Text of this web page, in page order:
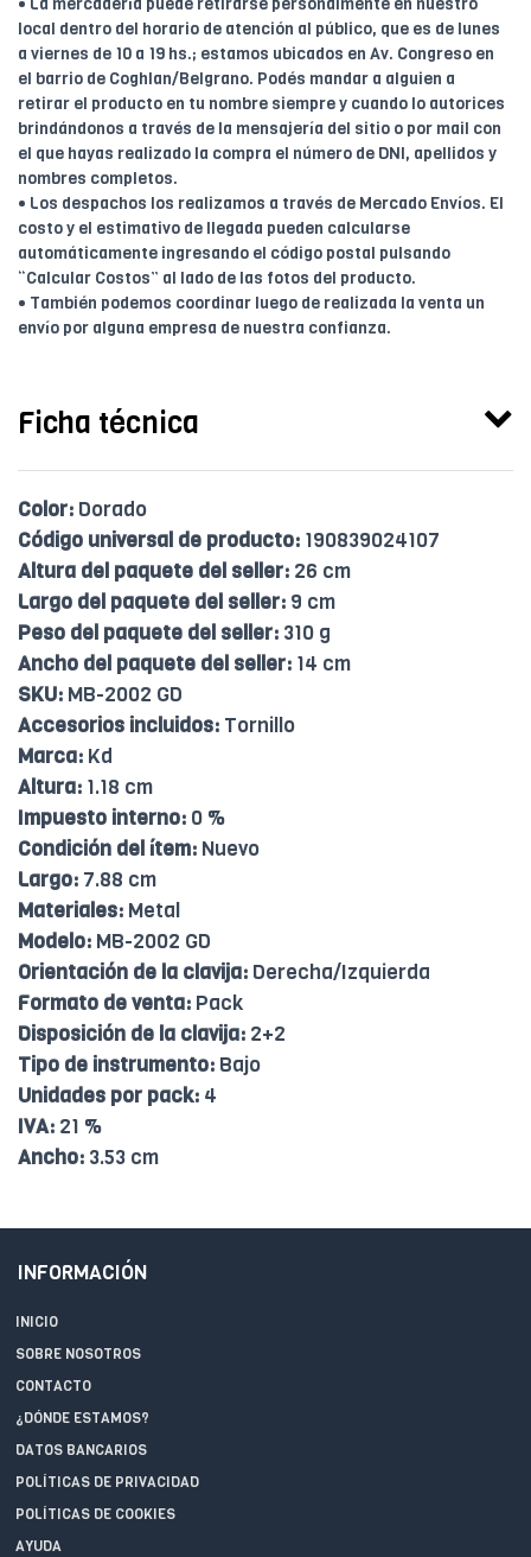
local dentro del horario de atención al público, que es de lunes
a viernes de 10 a 19 hs.; estamos ubicados en Av. Congreso en
el barrio de Coghlan/Belgrano. Podés mandar a alguien a
retirar el producto en tu nombre siempre y cuando lo autorices
brindándonos a través de la mensajería del sitio o por mail con
el que hayas realizado la compra el número de DNI, apellidos y
nombres completos.
• Los despachos los realizamos a través de Mercado Envíos. El
costo y el estimativo de llegada pueden calcularse
automáticamente ingresando el código postal pulsando
“Calcular Costos” al lado de las fotos del producto.
• También podemos coordinar luego de realizada la venta un
envío por alguna empresa de nuestra confianza.
Ficha técnica
Color: Dorado
Código universal de producto: 190839024107
Altura del paquete del seller: 26 cm
Largo del paquete del seller: 9 cm
Peso del paquete del seller: 310 g
Ancho del paquete del seller: 14 cm
SKU: MB-2002 GD
Accesorios incluidos: Tornillo
Marca: Kd
Altura: 1.18 cm
Impuesto interno: 0 %
Condición del ítem: Nuevo
Largo: 7.88 cm
Materiales: Metal
Modelo: MB-2002 GD
Orientación de la clavija: Derecha/Izquierda
Formato de venta: Pack
Disposición de la clavija: 2+2
Tipo de instrumento: Bajo
Unidades por pack: 4
IVA: 21 %
Ancho: 3.53 cm
INFORMACIÓN
INICIO
SOBRE NOSOTROS
CONTACTO
¿DÓNDE ESTAMOS?
DATOS BANCARIOS
POLÍTICAS DE PRIVACIDAD
POLÍTICAS DE COOKIES
AYUDA